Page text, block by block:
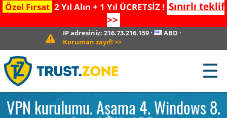
Özel Fırsat 2 Yıl Alın + 1 Yıl ÜCRETSİZ ! Sınırlı teklif
>>
IP adresiniz:216.73.216.159 · ABD ·
Koruman zayıf! >>
☰
VPN kurulumu. Aşama 4. Windows 8.